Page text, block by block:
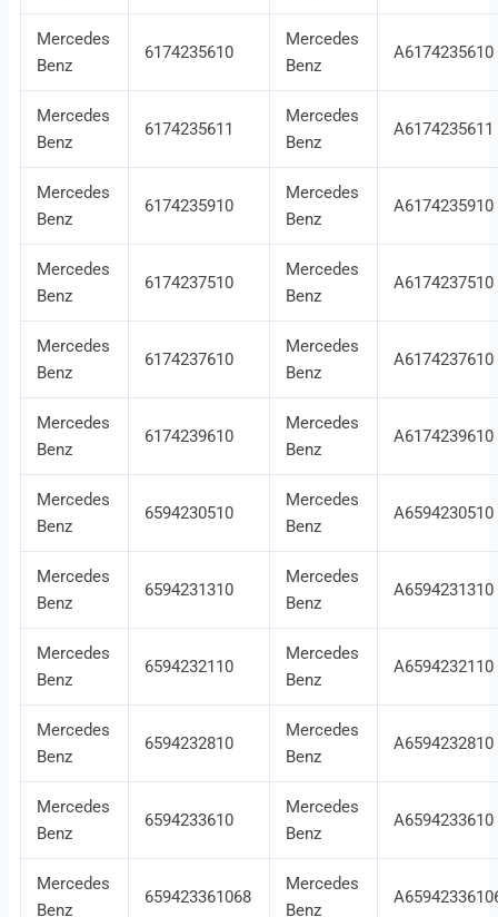
Mercedes
Benz
6174235610
Mercedes
Benz
A6174235610
Mercedes
Benz
6174235611
Mercedes
Benz
A6174235611
Mercedes
Benz
6174235910
Mercedes
Benz
A6174235910
Mercedes
Benz
6174237510
Mercedes
Benz
A6174237510
Mercedes
Benz
6174237610
Mercedes
Benz
A6174237610
Mercedes
Benz
6174239610
Mercedes
Benz
A6174239610
Mercedes
Benz
6594230510
Mercedes
Benz
A6594230510
Mercedes
Benz
6594231310
Mercedes
Benz
A6594231310
Mercedes
Benz
6594232110
Mercedes
Benz
A6594232110
Mercedes
Benz
6594232810
Mercedes
Benz
A6594232810
Mercedes
Benz
6594233610
Mercedes
Benz
A6594233610
Mercedes
Benz
659423361068
Mercedes
Benz